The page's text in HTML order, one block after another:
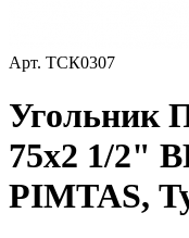
Арт. ТСК0307
Угольник
75х2 1/2"
PIMTAS,